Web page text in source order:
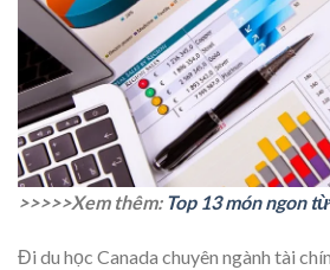
>>>>>Xem thêm: Top 13 món ngon
Đi du học Canada chuyên ngành tài